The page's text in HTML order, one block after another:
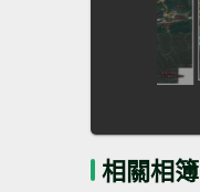
相關相簿